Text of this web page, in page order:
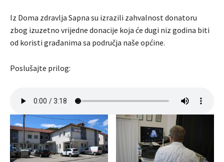
Iz Doma zdravlja Sapna su izrazili zahvalnost donatoru
zbog izuzetno vrijedne donacije koja će dugi niz godina biti
od koristi građanima sa područja naše općine.
Poslušajte prilog: